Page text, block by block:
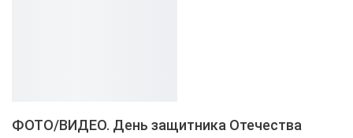
ФОТО/ВИДЕО. День защитника Отечества